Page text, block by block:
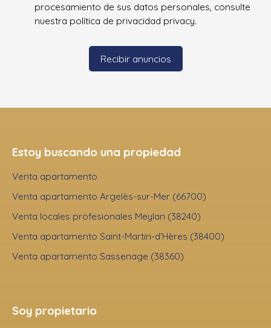
procesamiento de sus datos personales, consulte
nuestra política de privacidad privacy.
Recibir anuncios
Estoy buscando una propiedad
Venta apartamento
Venta apartamento Argelès-sur-Mer (66700)
Venta locales profesionales Meylan (38240)
Venta apartamento Saint-Martin-d'Hères (38400)
Venta apartamento Sassenage (38360)
Soy propietario